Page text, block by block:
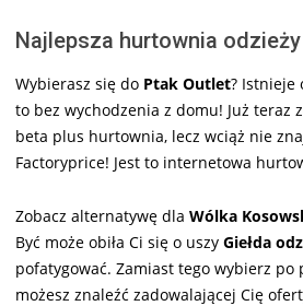
Najlepsza hurtownia
Wybierasz się do Ptak Outlet? Istnieje
to bez wychodzenia z domu! Już teraz
beta plus hurtownia, lecz wciąż nie
Factoryprice! Jest to internetowa
Zobacz alternatywę dla Wólka
Być może obiła Ci się o uszy Giełda
pofatygować. Zamiast tego wybierz
możesz znaleźć zadowalającej Cię